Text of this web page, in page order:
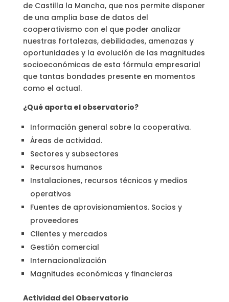
de Castilla la Mancha, que nos permite disponer
de una amplia base de datos del
cooperativismo con el que poder analizar
nuestras fortalezas, debilidades, amenazas y
oportunidades y la evolución de las magnitudes
socioeconómicas de esta fórmula empresarial
que tantas bondades presente en momentos
como el actual.
¿Qué aporta el observatorio?
Información general sobre la cooperativa.
Áreas de actividad.
Sectores y subsectores
Recursos humanos
Instalaciones, recursos técnicos y medios
operativos
Fuentes de aprovisionamientos. Socios y
proveedores
Clientes y mercados
Gestión comercial
Internacionalización
Magnitudes económicas y financieras
Actividad del Observatorio